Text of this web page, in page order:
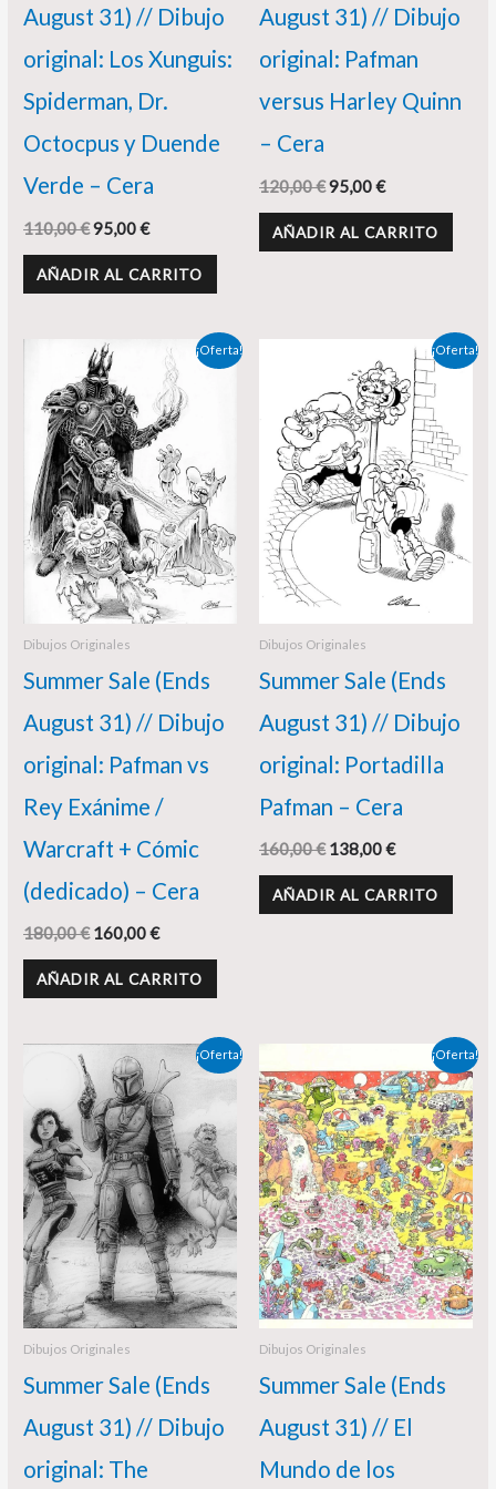
August 31) // Dibujo
original: Los Xunguis:
Spiderman, Dr.
Octocpus y Duende
Verde – Cera
110,00€95,00€
AÑADIR AL CARRITO
August 31) // Dibujo
original: Pafman
versus Harley Quinn
– Cera
120,00€95,00€
AÑADIR AL CARRITO
¡Oferta!
Dibujos Originales
Summer Sale (Ends
August 31) // Dibujo
original: Pafman vs
Rey Exánime /
Warcraft + Cómic
(dedicado) – Cera
180,00€
El
precio
original
era:
180,00 €.
160,00€
El
precio
actual
es:
160,00 €.
AÑADIR AL CARRITO
¡Oferta!
Dibujos Originales
Summer Sale (Ends
August 31) // Dibujo
original: Portadilla
Pafman – Cera
160,00€
precio
original
era:
160,00 €.
138,00€
precio
actual
es:
138,00 €.
AÑADIR AL CARRITO
¡Oferta!
Dibujos Originales
Summer Sale (Ends
August 31) // Dibujo
original: The
precio
original
era:
180,00 €.
precio
actual
es:
170,00 €.
¡Oferta!
Dibujos Originales
Summer Sale (Ends
August 31) // El
Mundo de los
precio
original
era:
395,00 €.
precio
actual
es:
360,00 €.